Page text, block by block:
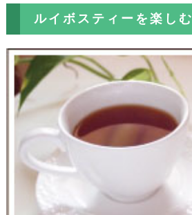
ルイボスティーを楽しむ